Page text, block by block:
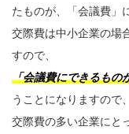
たものが、「会議費」
交際費は中小企業の場
すので、
「会議費にできるもの
うことになりますので、
交際費の多い企業にと